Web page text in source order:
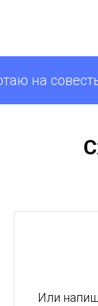
на совесть
Или